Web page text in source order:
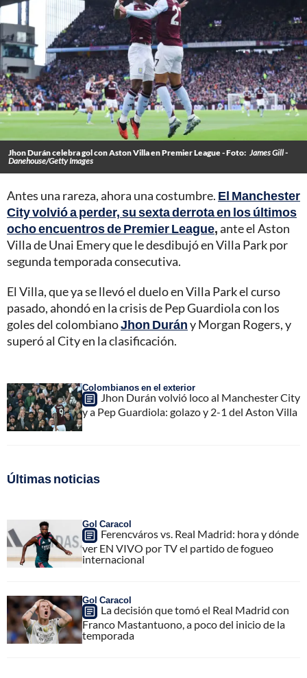
Jhon Durán celebra gol con Aston Villa en Premier League - Foto: James Gill -
Danehouse/Getty Images
Antes una rareza, ahora una costumbre. El Manchester
City volvió a perder, su sexta derrota en los últimos
ocho encuentros de Premier League,ante el Aston
Villa de Unai Emery que le desdibujó en Villa Park por
segunda temporada consecutiva.
El Villa, que ya se llevó el duelo en Villa Park el curso
pasado, ahondó en la crisis de Pep Guardiola con los
goles del colombianoJhon Durány Morgan Rogers, y
superó al City en la clasificación.
Colombianos en el exterior
Jhon Durán volvió loco al Manchester City
y a Pep Guardiola: golazo y 2-1 del Aston Villa
Últimas noticias
Gol Caracol
Ferencváros vs. Real Madrid: hora y dónde
ver EN VIVO por TV el partido de fogueo
internacional
Gol Caracol
La decisión que tomó el Real Madrid con
Franco Mastantuono, a poco del inicio de la
temporada